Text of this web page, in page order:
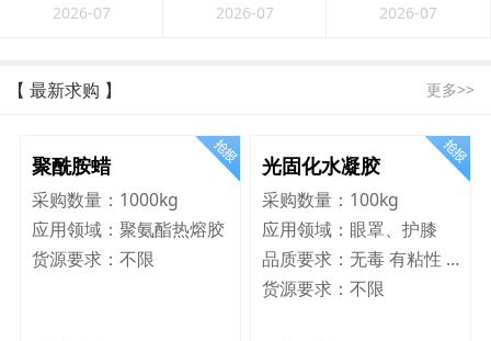
2026-07 2026-07 2026-07
【 最新求购 】 更多>>
聚酰胺蜡
采购数量： 1000kg
应用领域： 聚氨酯热熔胶
货源要求： 不限
光固化水凝胶
采购数量： 100kg
应用领域： 眼罩、护膝
品质要求：
无毒 有粘性 Q弹 韧性好
货源要求：不限